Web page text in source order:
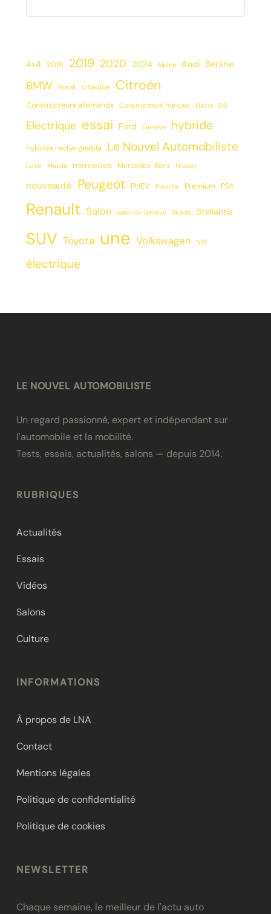
4x4 2018 2019 2020 2024 Alpine Audi Berline
BMW Break citadine Citroën
Constructeurs allemands Constructeurs français Dacia DS
Electrique essai Ford Genève hybride
hybride rechargeable Le Nouvel Automobiliste
Luxe Mazda mercedes Mercedes-Benz Nissan
nouveauté Peugeot PHEV Porsche Premium PSA
Renault Salon salon de Genève Skoda Stellantis
SUV Toyota une Volkswagen VW
électrique
LE NOUVEL AUTOMOBILISTE
Un regard passionné, expert et indépendant sur
l'automobile et la mobilité.
Tests, essais, actualités, salons — depuis 2014.
RUBRIQUES
Actualités
Essais
Vidéos
Salons
Culture
INFORMATIONS
À propos de LNA
Contact
Mentions légales
Politique de confidentialité
Politique de cookies
NEWSLETTER
Chaque semaine, le meilleur de l'actu auto